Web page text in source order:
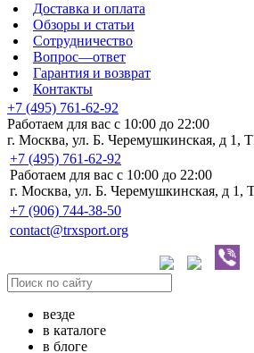
Доставка и оплата
Обзоры и статьи
Сотрудничество
Вопрос—ответ
Гарантия и возврат
Контакты
+7 (495) 761-62-92
Работаем для вас с 10:00 до 22:00
г. Москва, ул. Б. Черемушкинская, д
+7 (495) 761-62-92
Работаем для вас с 10:00 до 22:00
г. Москва, ул. Б. Черемушкинская, д
+7 (906) 744-38-50
contact@trxsport.org
везде
в каталоге
в блоге